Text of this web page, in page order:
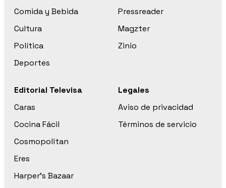
Comida y Bebida
Cultura
Política
Deportes
Pressreader
Magzter
Zinio
Editorial Televisa
Caras
Cocina Fácil
Cosmopolitan
Eres
Harper’s Bazaar
Legales
Aviso de privacidad
Términos de servicio